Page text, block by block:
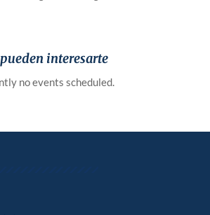
interesarte
no events scheduled.